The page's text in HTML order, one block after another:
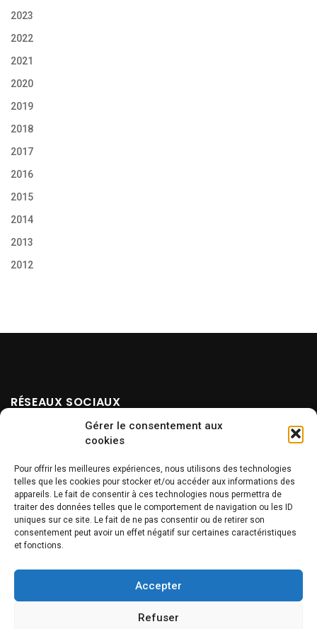
Gérer le consentement aux
cookies
Pour offrir les meilleures expériences, nous utilisons des technologies
telles que les cookies pour stocker et/ou accéder aux informations des
appareils. Le fait de consentir à ces technologies nous permettra de
traiter des données telles que le comportement de navigation ou les ID
uniques sur ce site. Le fait de ne pas consentir ou de retirer son
consentement peut avoir un effet négatif sur certaines caractéristiques
et fonctions.
Accepter
Refuser
2023
2022
2021
2020
2019
2018
2017
2016
2015
2014
2013
2012
RÉSEAUX SOCIAUX
NEWSLETTER